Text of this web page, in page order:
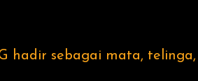
hadir sebagai mata,